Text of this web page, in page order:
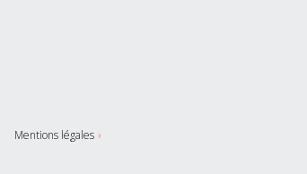
Mentions légales